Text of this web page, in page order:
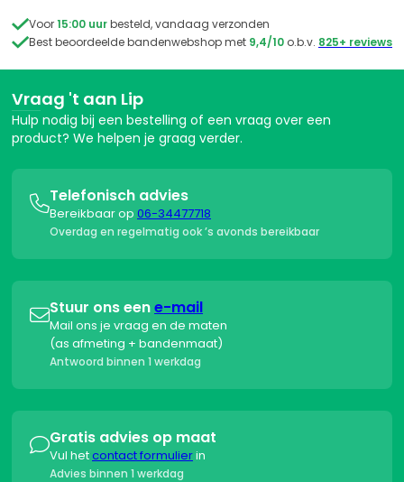
Voor15:00 uurbesteld, vandaag verzonden
Best beoordeelde bandenwebshop met 9,4/10 o.b.v. 825+ reviews
Vraag 't aan Lip
Hulp nodig bij een bestelling of een vraag over een
product? We helpen je graag verder.
Telefonisch advies
Bereikbaar op 06-34477718
Overdag en regelmatig ook ’s avonds bereikbaar
Stuur ons eene-mail
Mail ons je vraag en de maten
(as afmeting + bandenmaat)
Antwoord binnen 1 werkdag
Gratis advies op maat
Vul hetcontact formulierin
Advies binnen 1 werkdag